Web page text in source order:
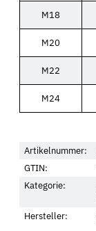
M18
M20
M22
M24
Artikelnummer:
GTIN:
Kategorie:
Hersteller: